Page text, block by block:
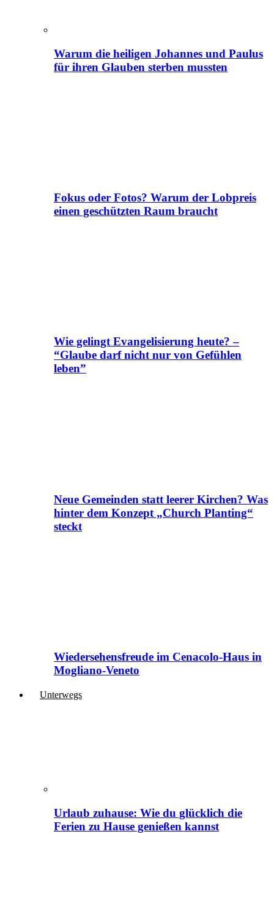
Warum die heiligen Johannes und Paulus
für ihren Glauben sterben mussten
Fokus oder Fotos? Warum der Lobpreis
einen geschützten Raum braucht
Wie gelingt Evangelisierung heute? –
“Glaube darf nicht nur von Gefühlen
leben”
Neue Gemeinden statt leerer Kirchen? Was
hinter dem Konzept „Church Planting“
steckt
Wiedersehensfreude im Cenacolo-Haus in
Mogliano-Veneto
Unterwegs
Urlaub zuhause: Wie du glücklich die
Ferien zu Hause genießen kannst